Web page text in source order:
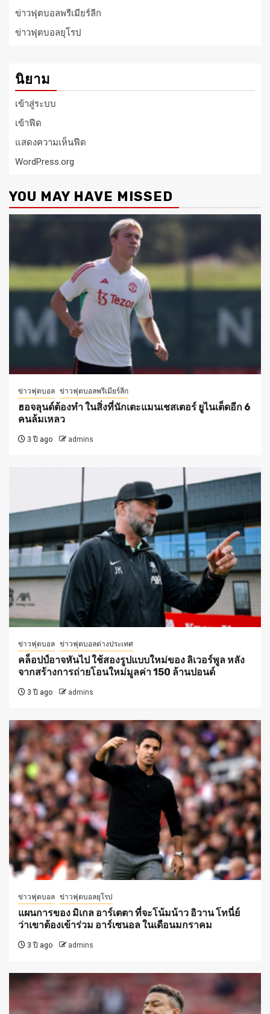
ข่าวฟุตบอลพรีเมียร์ลีก
ข่าวฟุตบอลยุโรป
นิยาม
เข้าสู่ระบบ
เข้าฟีด
แสดงความเห็นฟีด
WordPress.org
YOU MAY HAVE MISSED
ข่าวฟุตบอล ข่าวฟุตบอลพรีเมียร์ลีก
ฮอจลุนด์ต้องทำ ในสิ่งที่นักเตะแมนเชสเตอร์ ยูไนเต็ดอีก 6
คนล้มเหลว
3 ปี ago admins
ข่าวฟุตบอล ข่าวฟุตบอลต่างประเทศ
คล็อปป์อาจหันไป ใช้สองรูปแบบใหม่ของ ลิเวอร์พูล หลัง
จากสร้างการถ่ายโอนใหม่มูลค่า 150 ล้านปอนด์
3 ปี ago admins
ข่าวฟุตบอล ข่าวฟุตบอลยุโรป
แผนการของ มิเกล อาร์เตตา ที่จะโน้มน้าว อิวาน โทนี่ย์
ว่าเขาต้องเข้าร่วม อาร์เซนอล ในเดือนมกราคม
3 ปี ago admins